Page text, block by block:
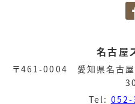
名古屋
〒461-0004 愛知県名古屋
Tel: